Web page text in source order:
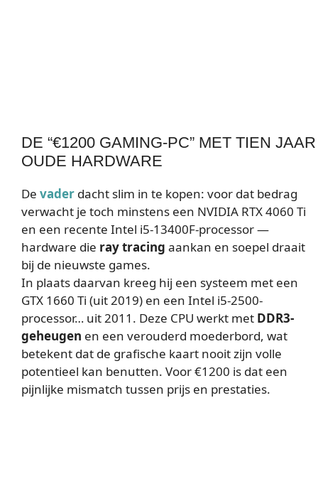
DE “€1200 GAMING-PC” MET TIEN JAAR
OUDE HARDWARE
De vader dacht slim in te kopen: voor dat bedrag
verwacht je toch minstens een NVIDIA RTX 4060 Ti
en een recente Intel i5-13400F-processor —
hardware die ray tracing aankan en soepel draait
bij de nieuwste games.
In plaats daarvan kreeg hij een systeem met een
GTX 1660 Ti (uit 2019) en een Intel i5-2500-
processor… uit 2011. Deze CPU werkt met DDR3-
geheugen en een verouderd moederbord, wat
betekent dat de grafische kaart nooit zijn volle
potentieel kan benutten. Voor €1200 is dat een
pijnlijke mismatch tussen prijs en prestaties.